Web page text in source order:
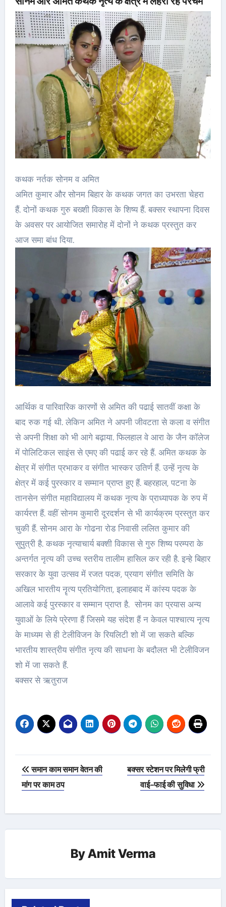
कथक नर्तक सोनम व अमित
अमित कुमार और सोनम बिहार के कथक जगत का उभरता चेहरा
हैं. दोनों कथक गुरु बख्शी विकास के शिष्य हैं. बक्सर स्थापना दिवस
के अवसर पर आयोजित समारोह में दोनों ने कथक प्रस्तुत कर
आज समा बांध दिया.
आर्थिक व पारिवारिक कारणों से अमित की पढाई सातवीं कक्षा के
बाद रुक गई थी. लेकिन अमित ने अपनी जीवटता से कला व संगीत
से अपनी शिक्षा को भी आगे बढ़ाया. फिलहाल वे आरा के जैन कॉलेज
में पोलिटिकल साइंस से एमए की पढाई कर रहे हैं. अमित कथक के
क्षेत्र में संगीत प्रभाकर व संगीत भास्कर उतिर्ण हैं. उन्हें नृत्य के
क्षेत्र में कई पुरस्कार व सम्मान प्राप्त हुए हैं. बहरहाल, पटना के
तानसेन संगीत महाविद्यालय में कथक नृत्य के प्राध्यापक के रुप में
कार्यरत्त हैं. वहीं सोनम कुमारी दूरदर्शन से भी कार्यक्रम प्रस्तुत कर
चुकी हैं. सोनम आरा के गोढना रोड निवासी ललित कुमार की
सुपुत्री है. कथक नृत्याचार्य बक्शी विकास से गुरु शिष्य परम्परा के
अन्तर्गत नृत्य की उच्च स्तरीय तालीम हासिल कर रही है. इन्हे बिहार
सरकार के युवा उत्सव में रजत पदक, प्रयाग संगीत समिति के
अखिल भारतीय नॄत्य प्रतियोगिता, इलाहबाद में कांस्य पदक के
आलावे कई पुरस्कार व सम्मान प्राप्त है. सोनम का प्रयास अन्य
युवाओं के लिये प्रेरणा हैं जिसमे यह संदेश हैं न केवल पाश्चात्य नृत्य
के माध्यम से ही टेलीविजन के रियलिटी शो में जा सकते बल्कि
भारतीय शास्त्रीय संगीत नृत्य की साधना के बदौलत भी टेलीविजन
शो में जा सकते हैं.
बक्सर से ऋतुराज
Post
navigation
समान काम समान वेतन की
मांग पर काम ठप
बक्सर स्टेशन पर मिलेगी फ्री
वाई-फाई की सुविधा
ByAmit Verma